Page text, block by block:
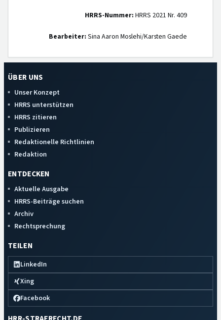
HRRS-Nummer: HRRS 2021 Nr. 409
Bearbeiter: Sina Aaron Moslehi/Karsten Gaede
ÜBER UNS
Unser Konzept
HRRS unterstützen
HRRS zitieren
Publizieren
Redaktionelle Richtlinien
Redaktion
ENTDECKEN
Aktuelle Ausgabe
HRRS-Beiträge suchen
Archiv
Rechtsprechung
TEILEN
LinkedIn
Xing
Facebook